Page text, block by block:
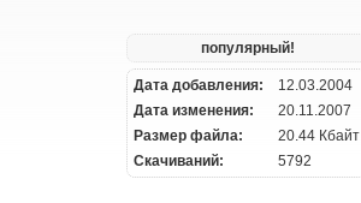
популярный!
Дата добавления:
12.03.2004
Дата изменения:
20.11.2007
Размер файла:
20.44 Кбайт
Скачиваний:
5792